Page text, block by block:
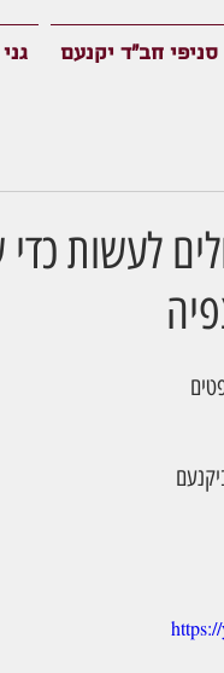
סניפי חב"ד יקנעם
לעשות